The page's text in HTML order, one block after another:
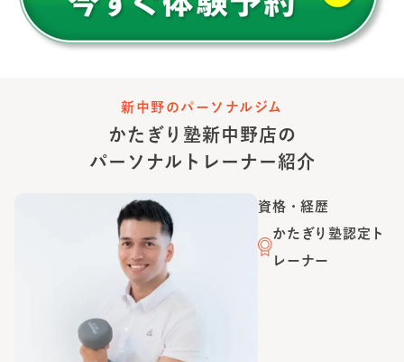
新中野のパーソナルジム
かたぎり塾新中野店 の
パーソナルトレーナー紹介
資格・経歴
かたぎり塾認定ト
レーナー